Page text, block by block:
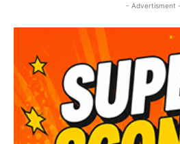
- Advertisment -